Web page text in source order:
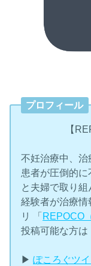
プロフィール
【
不妊治療中、治
患者が圧倒的に
と夫婦で取り
経験者が治療
リ 「REPOCO
投稿可能な方は
▶︎ぽころぐツ